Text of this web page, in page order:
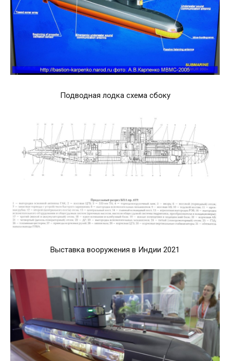
Подводная лодка схема сбоку
Выставка вооружения в Индии 2021